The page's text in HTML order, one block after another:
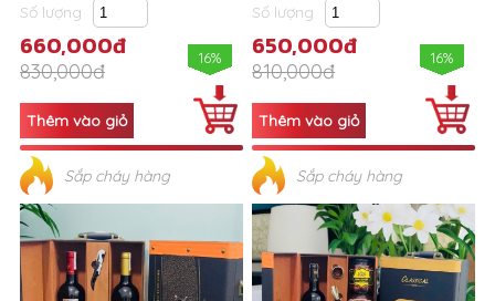
Số lượng
660,000đ
830,000đ
16%
Sắp cháy hàng
Số lượng
650,000đ
810,000đ
16%
Sắp cháy hàng